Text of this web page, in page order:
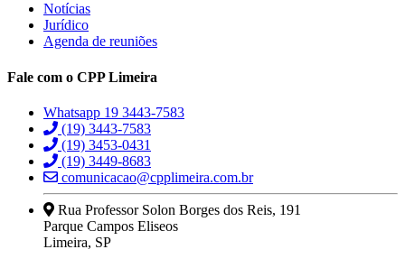
Notícias
Jurídico
Agenda de reuniões
Fale com o CPP Limeira
Whatsapp 19 3443-7583
(19) 3443-7583
(19) 3453-0431
(19) 3449-8683
comunicacao@cpplimeira.com.br
Rua Professor Solon Borges dos Reis, 191
Parque Campos Eliseos
Limeira, SP